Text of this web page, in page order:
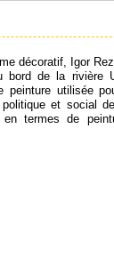
décoratif, Igor
bord de la rivière
peinture utilisée
et social
en termes de